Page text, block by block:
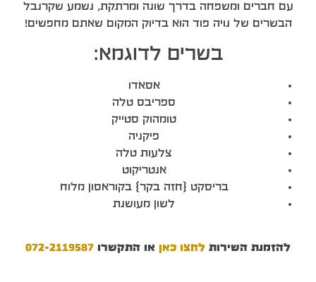
עם חברים ומשפחה בדרך שונה ומרתקת, נשמע שקרנבל
הבשרים של נויה פוד הוא בדיוק המקום שאתם מחפשים!
בשרים לדוגמא:
אסאדו
ספריבס טלה
טומהוק סטייק
פיקניה
צלעות טלה
אנטריקוט
בריסקט {חזה בקר} בקוראסון מלוח
לשון מעושנת
להזמנת השירות לחצו כאן או התקשרו 072-2119587